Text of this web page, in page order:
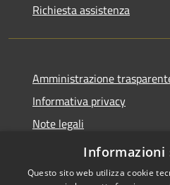
Richiesta assistenza
Amministrazione
Informativa privacy
Note legali
Dichiarazione di accessibilità
Informazioni
Questo sito web utilizza cookie